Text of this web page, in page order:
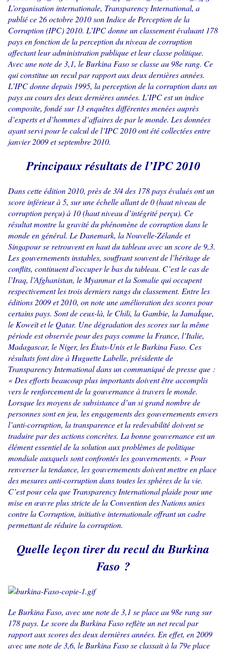
L’organisation internationale, Transparency International, a
publié ce 26 octobre 2010 son Indice de Perception de la
Corruption (IPC) 2010. L’IPC donne un classement évaluant 178
pays en fonction de la perception du niveau de corruption
affectant leur administration publique et leur classe politique.
Avec une note de 3,1, le Burkina Faso se classe au 98e rang. Ce
qui constitue un recul par rapport aux deux dernières années.
L’IPC donne depuis 1995, la perception de la corruption dans un
pays au cours des deux dernières années. L’IPC est un indice
composite, fondé sur 13 enquêtes différentes menées auprès
d’experts et d’hommes d’affaires de par le monde. Les données
ayant servi pour le calcul de l’IPC 2010 ont été collectées entre
janvier 2009 et septembre 2010.
Principaux résultats de l’IPC 2010
Dans cette édition 2010, près de 3/4 des 178 pays évalués ont un
score inférieur à 5, sur une échelle allant de 0 (haut niveau de
corruption perçu) à 10 (haut niveau d’intégrité perçu). Ce
résultat montre la gravité du phénomène de corruption dans le
monde en général. Le Danemark, la Nouvelle-Zélande et
Singapour se retrouvent en haut du tableau avec un score de 9,3.
Les gouvernements instables, souffrant souvent de l’héritage de
conflits, continuent d’occuper le bas du tableau. C’est le cas de
l’Iraq, l’Afghanistan, le Myanmar et la Somalie qui occupent
respectivement les trois derniers rangs du classement. Entre les
éditions 2009 et 2010, on note une amélioration des scores pour
certains pays. Sont de ceux-là, le Chili, la Gambie, la JamaÏque,
le Koweït et le Qatar. Une dégradation des scores sur la même
période est observée pour des pays comme la France, l’Italie,
Madagascar, le Niger, les États-Unis et le Burkina Faso. Ces
résultats font dire à Huguette Labelle, présidente de
Transparency Intemational dans un communiqué de presse que :
« Des efforts beaucoup plus importants doivent être accomplis
vers le renforcement de la gouvernance à travers le monde.
Lorsque les moyens de subsistance d’un si grand nombre de
personnes sont en jeu, les engagements des gouvernements envers
l’anti-corruption, la transparence et la redevabilité doivent se
traduire par des actions concrètes. La bonne gouvernance est un
élément essentiel de la solution aux problèmes de politique
mondiale auxquels sont confrontés les gouvernements. » Pour
renverser la tendance, les gouvernements doivent mettre en place
des mesures anti-corruption dans toutes les sphères de la vie.
C’est pour cela que Transparency International plaide pour une
mise en œuvre plus stricte de la Convention des Nations unies
contre la Corruption, initiative internationale offrant un cadre
permettant de réduire la corruption.
Quelle leçon tirer du recul du Burkina
Faso ?
Le Burkina Faso, avec une note de 3,1 se place au 98e rang sur
178 pays. Le score du Burkina Faso reflète un net recul par
rapport aux scores des deux dernières années. En effet, en 2009
avec une note de 3,6, le Burkina Faso se classait à la 79e place